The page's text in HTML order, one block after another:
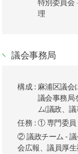
特別委員会
理
議会事務局
構成 : 麻浦区議会
議会事務局
ム(議政、議
任務 : ① 専門委員
② 議政チーム -
会広報、議員厚